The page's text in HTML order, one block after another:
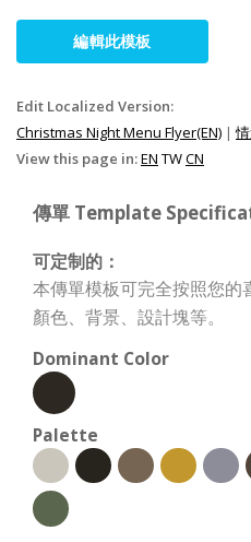
編輯此模板
Edit Localized Version:
Christmas Night Menu Flyer(EN) |
View this page in:EN TWCN
傳單 Template
可定制的：
本傳單模板可完全按照您的
顏色、背景、設計塊等。
Dominant Color
Palette